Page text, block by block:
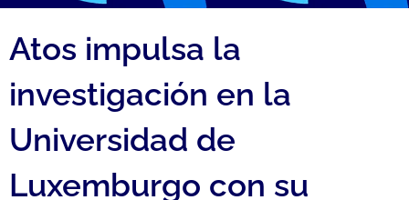
Atos impulsa la
investigación en la
Universidad de
Luxemburgo con su